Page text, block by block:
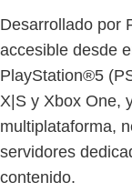
Desarrollado por
accesible desde
PlayStation®5
X|S y Xbox One,
multiplataforma,
servidores
contenido.